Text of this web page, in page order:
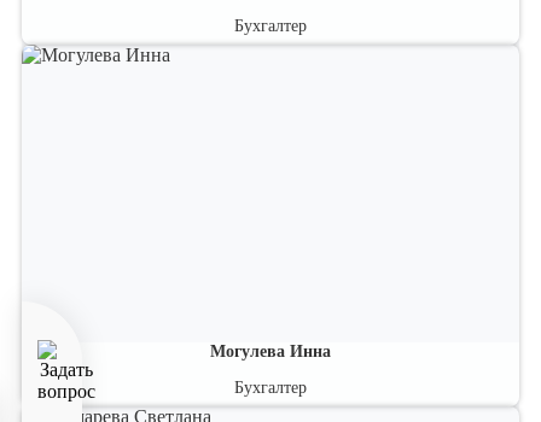
Бухгалтер
Эксперт по проблемным вопросам бухгалтерского и налогового
Могулева Инна
Бухгалтер